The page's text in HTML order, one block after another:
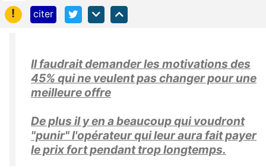
!
citer
Il faudrait demander les motivations des
45% qui ne veulent pas changer pour une
meilleure offre
De plus il y en a beaucoup qui voudront
"punir" l'opérateur qui leur aura fait payer
le prix fort pendant trop longtemps.